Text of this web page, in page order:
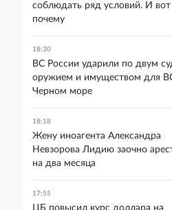
соблюдать ряд условий. И вот
почему
18:30
ВС России ударили по двум
оружием и имуществом для
Черном море
18:18
Жену иноагента Александра
Невзорова Лидию заочно
на два месяца
17:55
ЦБ повысил курс доллара на